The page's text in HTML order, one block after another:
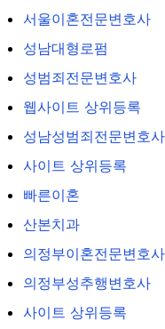
서울이혼전문변호사
성남대형로펌
성범죄전문변호사
웹사이트 상위등록
성남성범죄전문변호사
사이트 상위등록
빠른이혼
산본치과
의정부이혼전문변호사
의정부성추행변호사
사이트 상위등록